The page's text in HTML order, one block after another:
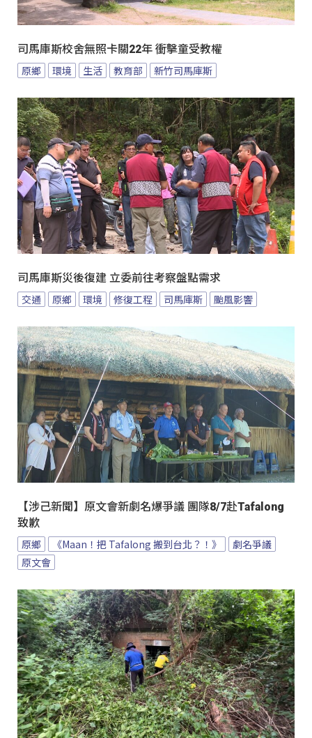
司馬庫斯校舍無照卡關22年 衝擊童受教權
原鄉 環境 生活 教育部 新竹司馬庫斯
司馬庫斯災後復建 立委前往考察盤點需求
交通 原鄉 環境 修復工程 司馬庫斯 颱風影響
【涉己新聞】原文會新劇名爆爭議 團隊8/7赴Tafalong
致歉
原鄉 《Maan！把 Tafalong 搬到台北？！》
劇名爭議
原文會